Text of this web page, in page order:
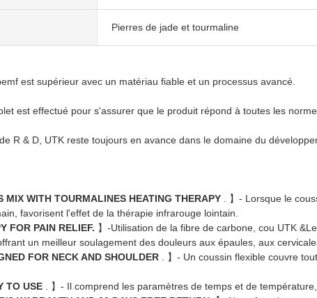
Pierres de jade et tourmaline
est supérieur avec un matériau fiable et un processus avancé.
est effectué pour s'assurer que le produit répond à toutes les
R & D, UTK reste toujours en avance dans le domaine du
MIX WITH TOURMALINES HEATING THERAPY
. 】- Lorsque le
favorisent l'effet de la thérapie infrarouge lointain.
FOR PAIN RELIEF. 】-Utilisation de la fibre de carbone, cou UTK
un meilleur soulagement des douleurs aux épaules, aux
FOR NECK AND SHOULDER
. 】- Un coussin flexible couvre
TO USE
. 】- Il comprend les paramètres de temps et de